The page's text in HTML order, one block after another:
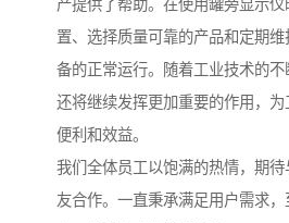
产提供了帮助。在使用罐旁显示
置、选择质量可靠的产品和定期
备的正常运行。随着工业技术的
还将继续发挥更加重要的作用，
便利和效益。
我们全体员工以饱满的热情，期
友合作。一直秉承满足用户需求